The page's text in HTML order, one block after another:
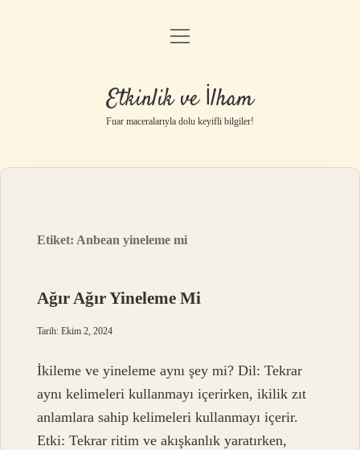
Anasayfa
Gizlilik Politikası
Yasal Uyarı
menüyü
Etkinlik ve İlham
Fuar maceralarıyla dolu keyifli bilgiler!
Etiket: Anbean yineleme mi
Ağır Ağır Yineleme Mi
Tarih: Ekim 2, 2024
İkileme ve yineleme aynı şey mi? Dil: Tekrar
aynı kelimeleri kullanmayı içerirken, ikilik zıt
anlamlara sahip kelimeleri kullanmayı içerir.
Etki: Tekrar ritim ve akışkanlık yaratırken,